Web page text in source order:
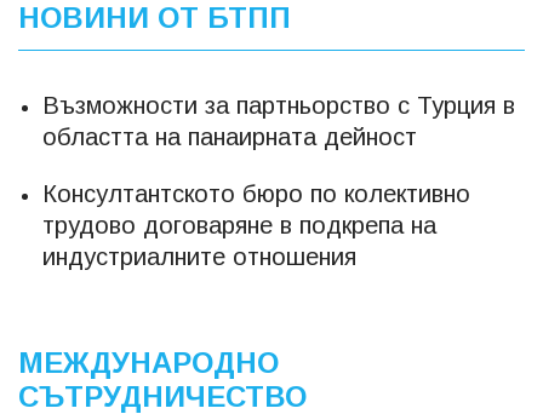
НОВИНИ ОТ БТПП
Възможности за партньорство с Турция в
областта на панаирната дейност
Консултантското бюро по колективно
трудово договаряне в подкрепа на
индустриалните отношения
МЕЖДУНАРОДНО
СЪТРУДНИЧЕСТВО